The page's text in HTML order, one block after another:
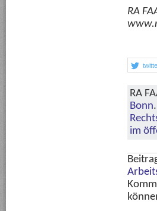
RA
RA
Bonn
im